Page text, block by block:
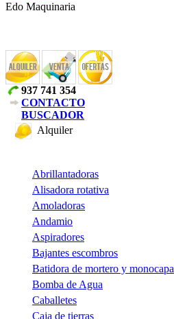
Edo Maquinaria
937 741 354
CONTACTO
BUSCADOR
Alquiler
Abrillantadoras
Alisadora rotativa
Amoladoras
Andamio
Aspiradores
Bajantes escombros
Batidora de mortero y monocapa
Bomba de Agua
Caballetes
Caja de tierras